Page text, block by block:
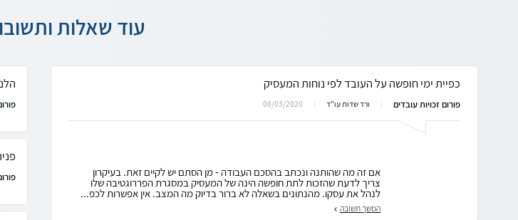
עוד שאלות
כפיית ימי חופשה על העובד לפי נוחות המעסיק
פורום זכויות עובדים ורד שדות עו"ד 08/03/2020
אם זה מה שהותנה ונכתב בהסכם העבודה - מן הסתם יש לקיים זאת. בעיקרון
צריך לדעת שהזכות לתת חופשה הינה של המעסיק במסגרת הפררוגטיבה שלו
לנהל את עסקו. מהנתונים בשאלה לא ברור בדיוק מה המצב. אין אפשרות לכפ...
המשך תשובה